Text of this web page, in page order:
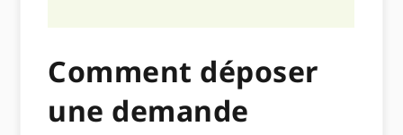
Comment déposer
une demande